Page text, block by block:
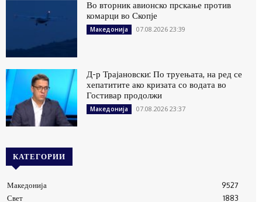
Во вторник авионско прскање против
комарци во Скопје
Македонија 07.08.2026 23:39
Д-р Трајановски: По труењата, на ред се
хепатитите ако кризата со водата во
Гостивар продолжи
Македонија 07.08.2026 23:37
КАТЕГОРИИ
Македонија
9527
Свет
1883